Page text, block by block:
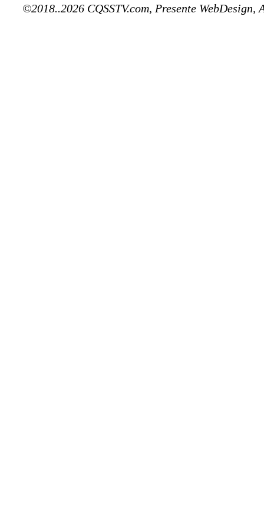
©2018..2026 CQSSTV.com, Presente WebDesign,